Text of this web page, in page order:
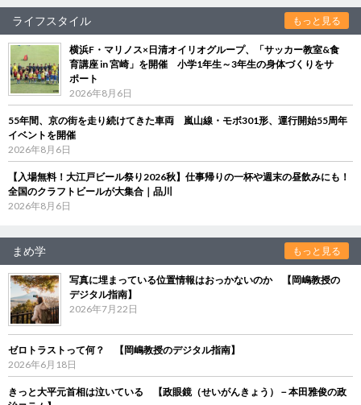
ライフスタイル もっと見る
横浜F・マリノス×日清オイリオグループ、「サッカー教室&食
育講座 in 宮崎」を開催 小学1年生～3年生の身体づくりをサ
ポート
2026年8月6日
55年間、京の街を走り続けてきた車両 嵐山線・モボ301形、運行開始55周年
イベントを開催
2026年8月6日
【入場無料！大江戸ビール祭り2026秋】仕事帰りの一杯や週末の昼飲みにも！
全国のクラフトビールが大集合｜品川
2026年8月6日
まめ学 もっと見る
写真に埋まっている位置情報はおっかないのか 【岡嶋教授の
デジタル指南】
2026年7月22日
ゼロトラストって何？ 【岡嶋教授のデジタル指南】
2026年6月18日
きっと大平元首相は泣いている 【政眼鏡（せいがんきょう）－本田雅俊の政